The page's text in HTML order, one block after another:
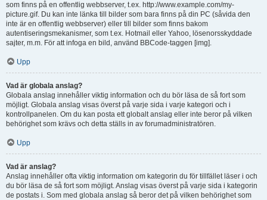
som finns på en offentlig webbserver, t.ex. http://www.example.com/my-
picture.gif. Du kan inte länka till bilder som bara finns på din PC (såvida den
inte är en offentlig webbserver) eller till bilder som finns bakom
autentiseringsmekanismer, som t.ex. Hotmail eller Yahoo, lösenorsskyddade
sajter, m.m. För att infoga en bild, använd BBCode-taggen [img].
Upp
Vad är globala anslag?
Globala anslag innehåller viktig information och du bör läsa de så fort som
möjligt. Globala anslag visas överst på varje sida i varje kategori och i
kontrollpanelen. Om du kan posta ett globalt anslag eller inte beror på vilken
behörighet som krävs och detta ställs in av forumadministratören.
Upp
Vad är anslag?
Anslag innehåller ofta viktig information om kategorin du för tillfället läser i och
du bör läsa de så fort som möjligt. Anslag visas överst på varje sida i kategorin
de postats i. Som med globala anslag så beror det på vilken behörighet som